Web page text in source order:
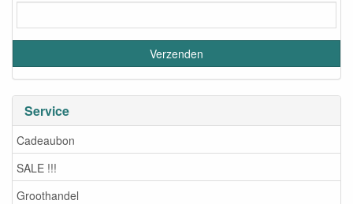
Service
Cadeaubon
SALE !!!
Groothandel